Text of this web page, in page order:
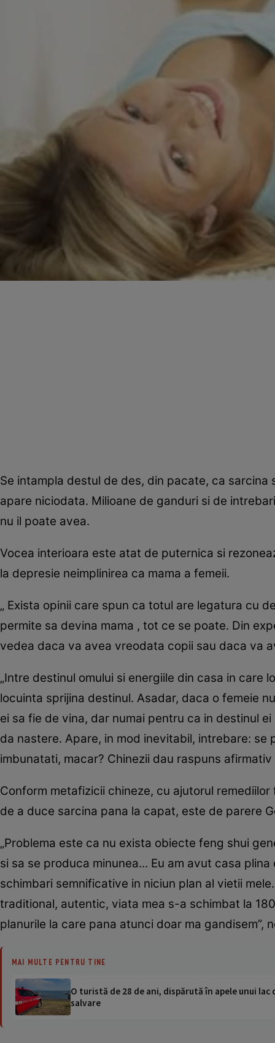
Se intampla destul de des, din pacate, ca
apare niciodata. Milioane de ganduri si de
nu il poate avea.
Vocea interioara este atat de puternica si
la depresie neimplinirea ca mama a femeii.
„ Exista opinii care spun ca totul are legatura cu
permite sa devina mama , tot ce se poate. Din
vedea daca va avea vreodata copii sau daca va
„Intre destinul omului si energiile din casa in care
locuinta sprijina destinul. Asadar, daca o femeie
ei sa fie de vina, dar numai pentru ca in destinul
da nastere. Apare, in mod inevitabil, intrebare:
imbunatati, macar? Chinezii dau raspuns
Conform metafizicii chineze, cu ajutorul
de a duce sarcina pana la capat, este de parere
„Problema este ca nu exista obiecte feng shui
si sa se produca minunea... Eu am avut casa
schimbari semnificative in niciun plan al vietii
traditional, autentic, viata mea s-a schimbat la
planurile la care pana atunci doar ma gandisem”,
MAI MULTE PENTRU TINE
O turistă de 28 de ani, dispărută în apele unui
salvare